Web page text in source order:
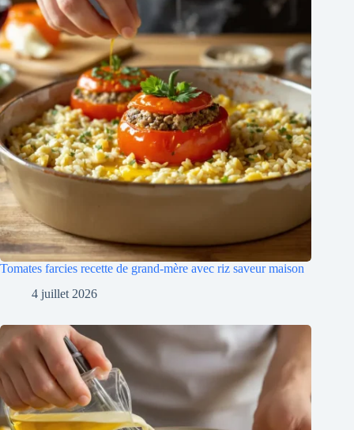
Tomates farcies recette de grand-mère avec riz saveur maison
4 juillet 2026